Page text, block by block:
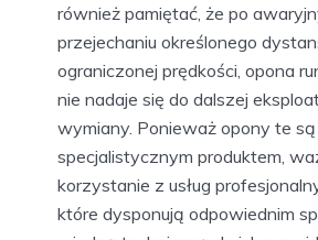
również pamiętać, że po
przejechaniu określonego
ograniczonej prędkości, opona
nie nadaje się do dalszej
wymiany. Ponieważ opony te są
specjalistycznym produktem,
korzystanie z usług
które dysponują odpowiednim